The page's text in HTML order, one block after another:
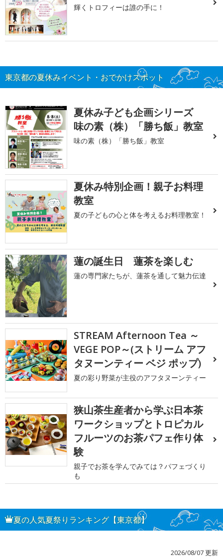
輝くトロフィーは誰の手に！
東京都の夏休みイベント・おでかけスポット
夏休み子ども企画シリーズ
味の素（株）「勝ち飯」教室
味の素（株）「勝ち飯」教室
夏休み特別企画！親子お料理
教室
夏の子どもの心と体を考えるお料理教室！
蓮の誕生日 蓮茶を楽しむ
蓮の専門家たちが、蓮茶を通して魅力伝達
STREAM Afternoon Tea ～
VEGE POP～(ストリーム アフ
タヌーンティー ベジ ポップ)
夏の彩り野菜が主役のアフタヌーンティー
狭山茶生産者から学ぶ日本茶
ワークショップとトロピカル
フルーツのお茶パフェ作り体
験
親子でお茶を学んでみては？パフェづくり
も
夏の人気夏祭りランキング【東京都】
2026/08/07 更新